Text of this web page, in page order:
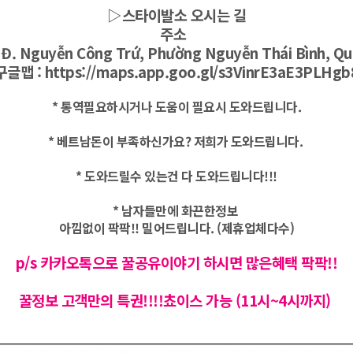
▷스타이발소 오시는 길
주소
Nguyễn Công Trứ, Phường Nguyễn Thái Bình,
글맵 : https://maps.app.goo.gl/
* 통역필요하시거나 도움이 필요시 도와드립니다.
* 베트남돈이 부족하신가요? 저희가 도와드립니다.
* 도와드릴수 있는건 다 도와드립니다!!!
* 남자들만에 화끈한정보
아낌없이 팍팍!! 밀어드립니다. (제휴업체다수)
p/s 카카오톡으로 꿀공유이야기 하시면 많은혜택 팍팍!!
꿀정보 고객만의 특권!!!!쵸이스 가능 (11시~4시까지)